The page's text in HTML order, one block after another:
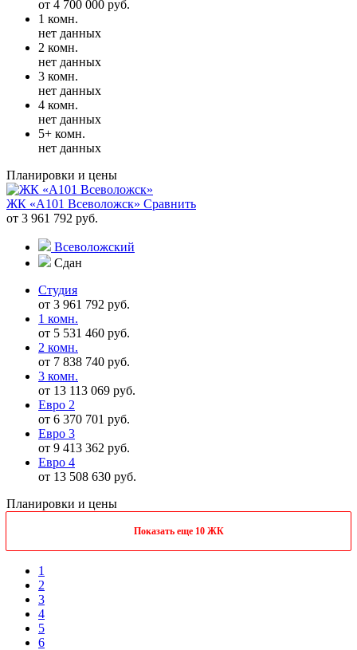
от 4 700 000 руб.
1 комн.
нет данных
2 комн.
нет данных
3 комн.
нет данных
4 комн.
нет данных
5+ комн.
нет данных
Планировки и цены
ЖК «А101 Всеволожск» Сравнить
от 3 961 792 руб.
Всеволожский
Сдан
Студия
от 3 961 792 руб.
1 комн.
от 5 531 460 руб.
2 комн.
от 7 838 740 руб.
3 комн.
от 13 113 069 руб.
Евро 2
от 6 370 701 руб.
Евро 3
от 9 413 362 руб.
Евро 4
от 13 508 630 руб.
Планировки и цены
Показать еще 10 ЖК
1
2
3
4
5
6